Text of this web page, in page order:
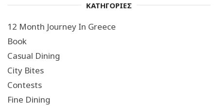
ΚΑΤΗΓΟΡΙΕΣ
12 Month Journey In Greece
Book
Casual Dining
City Bites
Contests
Fine Dining